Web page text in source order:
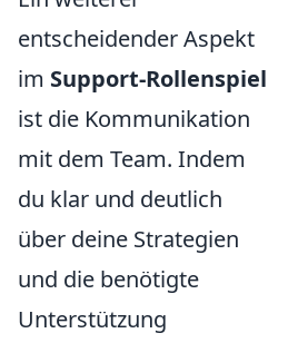
entscheidender Aspekt
im Support-Rollenspiel
ist die Kommunikation
mit dem Team. Indem
du klar und deutlich
über deine Strategien
und die benötigte
Unterstützung